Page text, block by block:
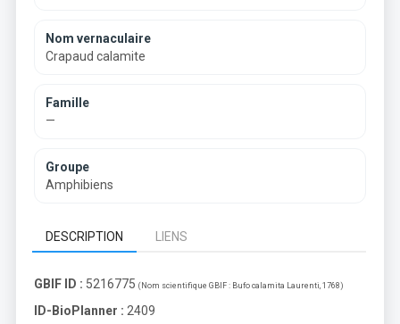
Nom vernaculaire
Crapaud calamite
Famille
—
Groupe
Amphibiens
DESCRIPTION LIENS
GBIF ID : 5216775 (Nom scientifique GBIF : Bufo calamita Laurenti, 1768 )
ID-BioPlanner : 2409